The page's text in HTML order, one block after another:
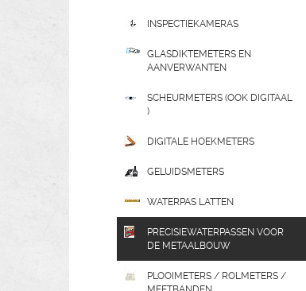
INSPECTIEKAMERAS
GLASDIKTEMETERS EN
AANVERWANTEN
SCHEURMETERS (OOK DIGITAAL
)
DIGITALE HOEKMETERS
GELUIDSMETERS
WATERPAS LATTEN
PRECISIEWATERPASSEN VOOR
DE METAALBOUW
PLOOIMETERS / ROLMETERS /